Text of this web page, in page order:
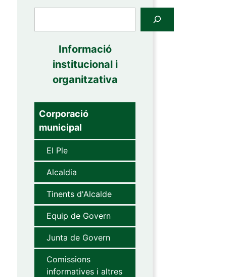
Informació
institucional i
organitzativa
Corporació
municipal
El Ple
Alcaldia
Tinents d'Alcalde
Equip de Govern
Junta de Govern
Comissions
informatives i altres